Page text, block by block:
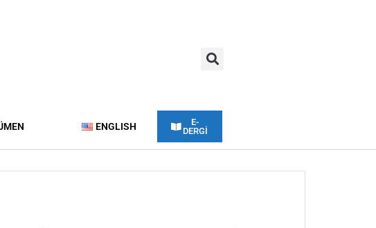
ENGLISH
E-
DERGİ